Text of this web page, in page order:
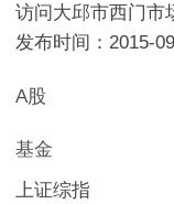
访问大邱市西门市
发布时间：2015-
A股
基金
上证综指